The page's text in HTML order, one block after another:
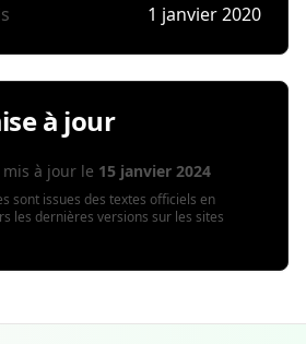
1 janvier 2020
à jour
à jour le 15 janvier 2024
sont issues des textes officiels en
les dernières versions sur les sites